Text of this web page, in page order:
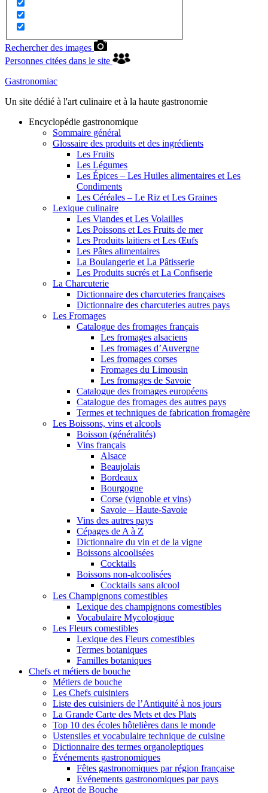
Rechercher des images
Personnes citées dans le site
Gastronomiac
Un site dédié à l'art culinaire et à la haute gastronomie
Encyclopédie gastronomique
Sommaire général
Glossaire des produits et des ingrédients
Les Fruits
Les Légumes
Les Épices – Les Huiles alimentaires et Les
Condiments
Les Céréales – Le Riz et Les Graines
Lexique culinaire
Les Viandes et Les Volailles
Les Poissons et Les Fruits de mer
Les Produits laitiers et Les Œufs
Les Pâtes alimentaires
La Boulangerie et La Pâtisserie
Les Produits sucrés et La Confiserie
La Charcuterie
Dictionnaire des charcuteries françaises
Dictionnaire des charcuteries autres pays
Les Fromages
Catalogue des fromages français
Les fromages alsaciens
Les fromages d’Auvergne
Les fromages corses
Fromages du Limousin
Les fromages de Savoie
Catalogue des fromages européens
Catalogue des fromages des autres pays
Termes et techniques de fabrication fromagère
Les Boissons, vins et alcools
Boisson (généralités)
Vins français
Alsace
Beaujolais
Bordeaux
Bourgogne
Corse (vignoble et vins)
Savoie – Haute-Savoie
Vins des autres pays
Cépages de A à Z
Dictionnaire du vin et de la vigne
Boissons alcoolisées
Cocktails
Boissons non-alcoolisées
Cocktails sans alcool
Les Champignons comestibles
Lexique des champignons comestibles
Vocabulaire Mycologique
Les Fleurs comestibles
Lexique des Fleurs comestibles
Termes botaniques
Familles botaniques
Chefs et métiers de bouche
Métiers de bouche
Les Chefs cuisiniers
Liste des cuisiniers de l’Antiquité à nos jours
La Grande Carte des Mets et des Plats
Top 10 des écoles hôtelières dans le monde
Ustensiles et vocabulaire technique de cuisine
Dictionnaire des termes organoleptiques
Événements gastronomiques
Fêtes gastronomiques par région française
Evénements gastronomiques par pays
Argot de Bouche